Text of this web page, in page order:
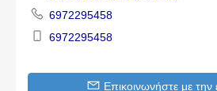
6972295458
6972295458
Επικοινωνήστε με την